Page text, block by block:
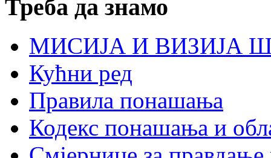
Треба да знамо
МИСИЈА И ВИЗИЈА
Кућни ред
Правила понашања
Кодекс понашања и